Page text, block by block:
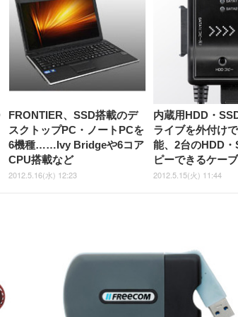
しゃれ パソコンチェア (ブラ
ゃ
FRONTIER、SSD搭載のデ
スクトップPC・ノートPCを
6機種……Ivy Bridgeや6コア
CPU搭載など
2012.5.16(水) 12:23
内蔵用HDD・
ライブを外付け
能、2台のHDD・
ピーできるケー
2012.5.15(火) 11:44